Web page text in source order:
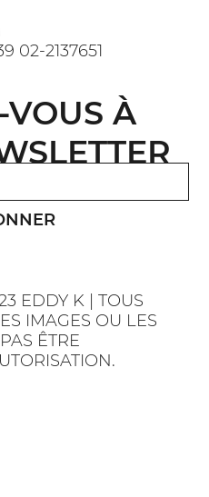
EDDY K | TOUS
IMAGES OU LES
ÊTRE
02-2137651
VOUS À